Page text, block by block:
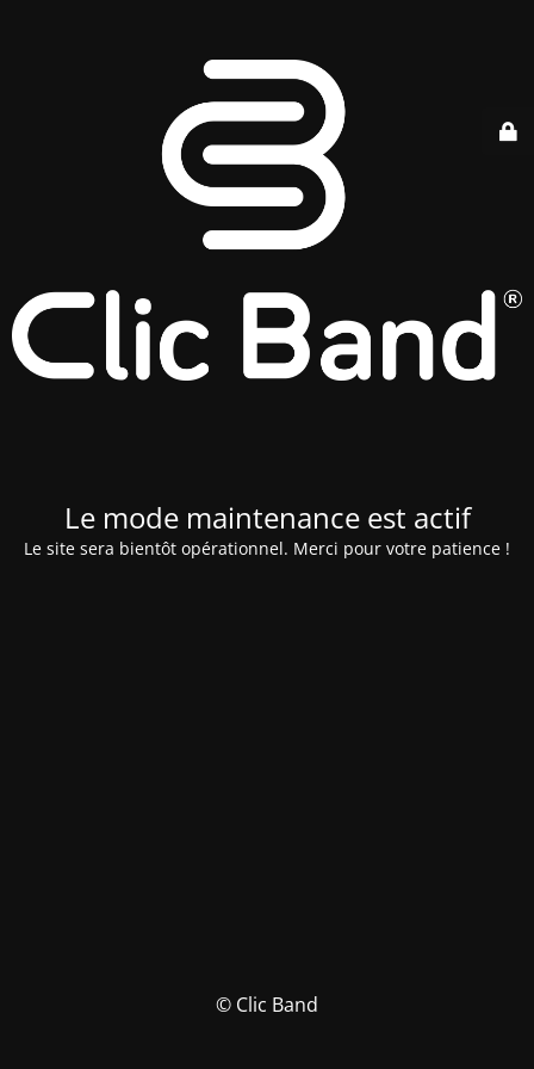
Le mode maintenance est actif
Le site sera bientôt opérationnel. Merci pour votre patience !
© Clic Band